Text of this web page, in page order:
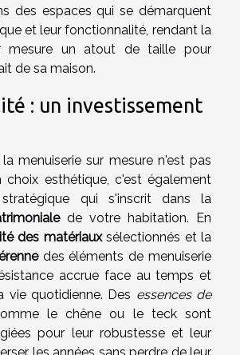
des espaces qui se démarquent
et leur fonctionnalité, rendant la
mesure un atout de taille pour
de sa maison.
: un investissement
menuiserie sur mesure n'est pas
choix esthétique, c'est également
qui s'inscrit dans la
de votre habitation. En
des matériauxsélectionnés et la
des éléments de menuiserie
accrue face au temps et
vie quotidienne. Des essences de
le chêne ou le teck sont
pour leur robustesse et leur
les années sans perdre de leur